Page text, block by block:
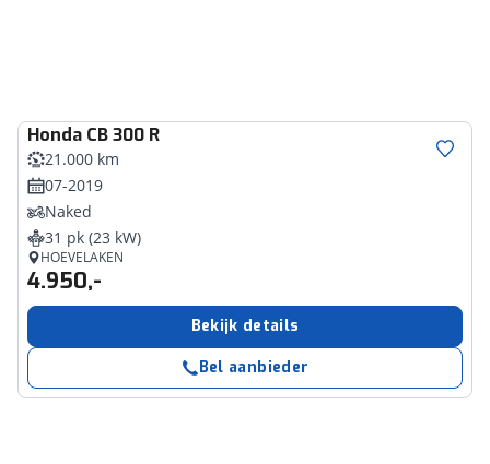
Honda CB 300 R
21.000 km
07-2019
Naked
31 pk (23 kW)
HOEVELAKEN
4.950,-
Bekijk details
Bel aanbieder